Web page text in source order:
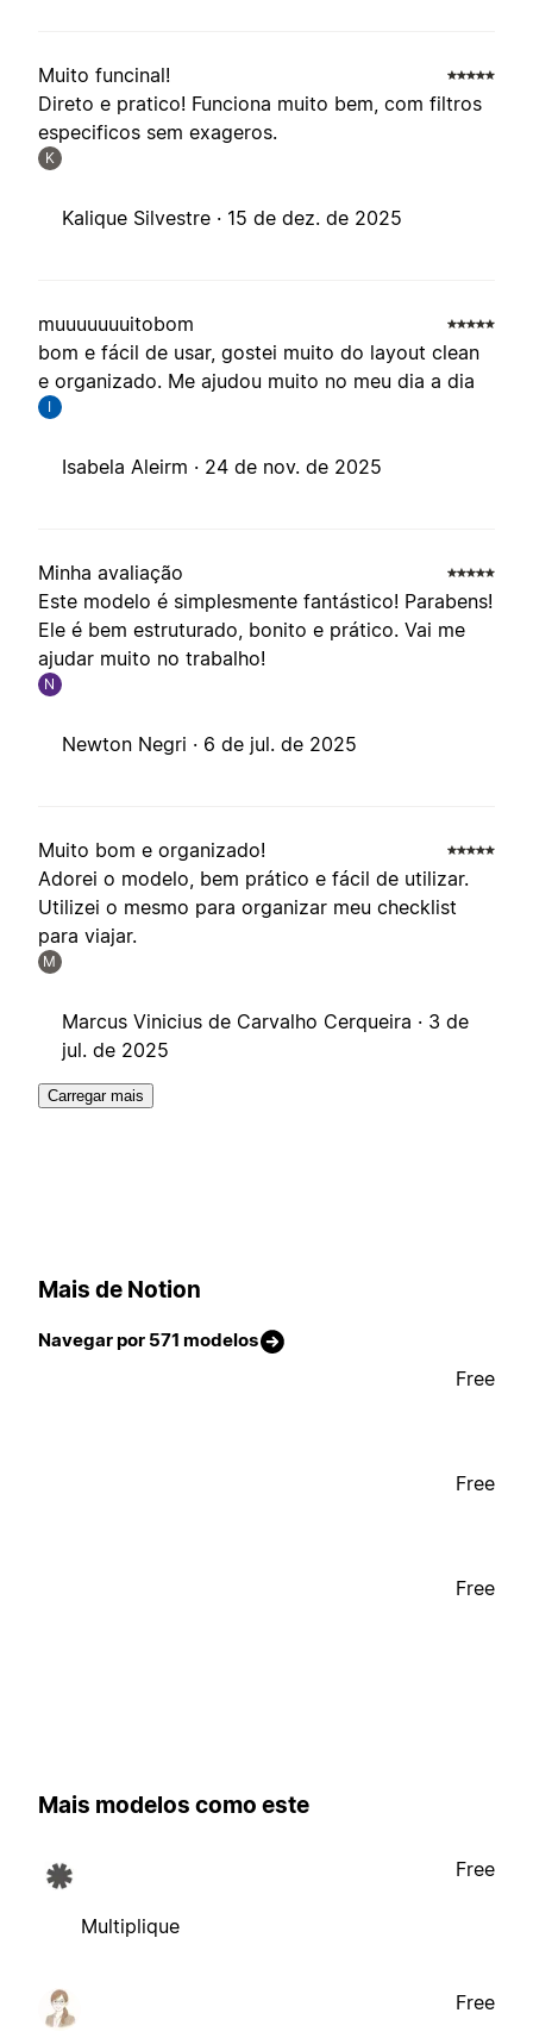
Muito funcinal!
Direto e pratico! Funciona muito bem, com filtros
especificos sem exageros.
K
Kalique Silvestre · 15 de dez. de 2025
muuuuuuuitobom
bom e fácil de usar, gostei muito do layout clean
e organizado. Me ajudou muito no meu dia a dia
I
Isabela Aleirm · 24 de nov. de 2025
Minha avaliação
Este modelo é simplesmente fantástico! Parabens!
Ele é bem estruturado, bonito e prático. Vai me
ajudar muito no trabalho!
N
Newton Negri · 6 de jul. de 2025
Muito bom e organizado!
Adorei o modelo, bem prático e fácil de utilizar.
Utilizei o mesmo para organizar meu checklist
para viajar.
M
Marcus Vinicius de Carvalho Cerqueira · 3 de
jul. de 2025
Carregar mais
Mais de Notion
Navegar por 571 modelos
Free
Free
Free
Mais modelos como este
Multiplique
Free
Free